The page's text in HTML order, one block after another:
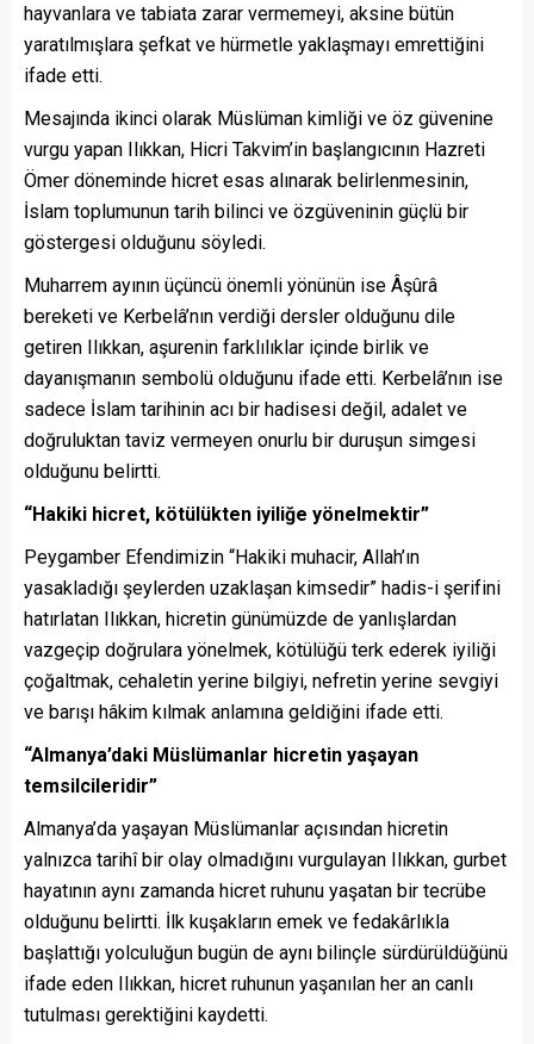
hayvanlara ve tabiata zarar vermemeyi, aksine bütün
yaratılmışlara şefkat ve hürmetle yaklaşmayı emrettiğini
ifade etti.
Mesajında ikinci olarak Müslüman kimliği ve öz güvenine
vurgu yapan Ilıkkan, Hicri Takvim’in başlangıcının Hazreti
Ömer döneminde hicret esas alınarak belirlenmesinin,
İslam toplumunun tarih bilinci ve özgüveninin güçlü bir
göstergesi olduğunu söyledi.
Muharrem ayının üçüncü önemli yönünün ise Âşûrâ
bereketi ve Kerbelâ’nın verdiği dersler olduğunu dile
getiren Ilıkkan, aşurenin farklılıklar içinde birlik ve
dayanışmanın sembolü olduğunu ifade etti. Kerbelâ’nın ise
sadece İslam tarihinin acı bir hadisesi değil, adalet ve
doğruluktan taviz vermeyen onurlu bir duruşun simgesi
olduğunu belirtti.
“Hakiki hicret, kötülükten iyiliğe yönelmektir”
Peygamber Efendimizin “Hakiki muhacir, Allah’ın
yasakladığı şeylerden uzaklaşan kimsedir” hadis-i şerifini
hatırlatan Ilıkkan, hicretin günümüzde de yanlışlardan
vazgeçip doğrulara yönelmek, kötülüğü terk ederek iyiliği
çoğaltmak, cehaletin yerine bilgiyi, nefretin yerine sevgiyi
ve barışı hâkim kılmak anlamına geldiğini ifade etti.
“Almanya’daki Müslümanlar hicretin yaşayan
temsilcileridir”
Almanya’da yaşayan Müslümanlar açısından hicretin
yalnızca tarihî bir olay olmadığını vurgulayan Ilıkkan, gurbet
hayatının aynı zamanda hicret ruhunu yaşatan bir tecrübe
olduğunu belirtti. İlk kuşakların emek ve fedakârlıkla
başlattığı yolculuğun bugün de aynı bilinçle sürdürüldüğünü
ifade eden Ilıkkan, hicret ruhunun yaşanılan her an canlı
tutulması gerektiğini kaydetti.